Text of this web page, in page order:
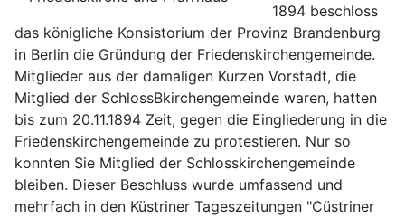
1894 beschloss
das königliche Konsistorium der Provinz Brandenburg
in Berlin die Gründung der Friedens­kirchengemeinde.
Mitglieder aus der damaligen Kurzen Vorstadt, die
Mitglied der SchlossBkirchengemeinde waren, hatten
bis zum 20.11.1894 Zeit, gegen die Eingliederung in die
Friedenskirchengemeinde zu protestieren. Nur so
konnten Sie Mitglied der Schlosskirchengemeinde
bleiben. Dieser Beschluss wurde umfassend und
mehrfach in den Küstriner Tageszeitungen "Cüstriner